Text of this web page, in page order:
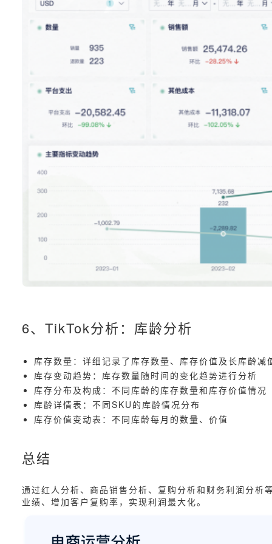
6、TikTok分析：库龄分析
库存数量：详细记录了库存数量、库存价值及长库龄减
库存变动趋势：库存数量随时间的变化趋势进行分析
库存分布及构成：不同库龄的库存数量和库存价值情况
库龄详情表：不同SKU的库龄情况分布
库存价值变动表：不同库龄每月的数量、价值
总结
通过红人分析、商品销售分析、复购分析和财务利润分析
业绩、增加客户复购率，实现利润最大化。